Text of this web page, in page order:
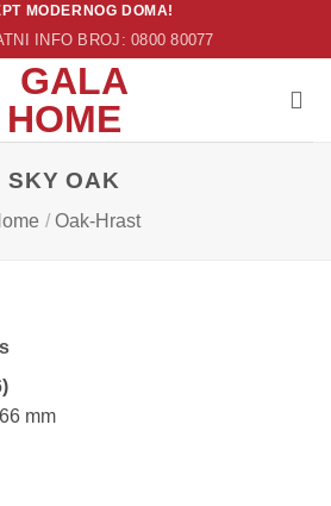
MODERNOG DOMA!
INFO BROJ: 0800 80077
SKY OAK
/ Oak-Hrast
mm